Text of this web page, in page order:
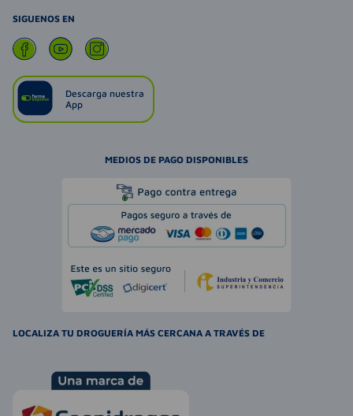
SIGUENOS EN
Descarga nuestra
App
MEDIOS DE PAGO DISPONIBLES
LOCALIZA TU DROGUERÍA MÁS CERCANA A TRAVÉS DE